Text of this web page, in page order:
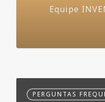
Equipe
Frequentes
PERGUNTAS